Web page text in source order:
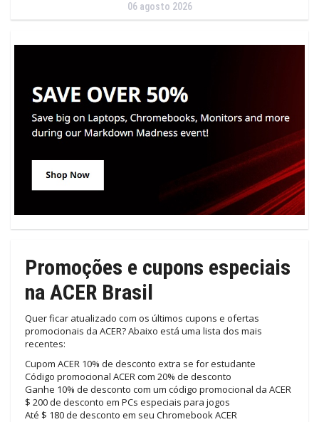
06 agosto 2026
Promoções e cupons especiais
na ACER Brasil
Quer ficar atualizado com os últimos cupons e ofertas
promocionais da ACER? Abaixo está uma lista dos mais
recentes:
Cupom ACER 10% de desconto extra se for estudante
Código promocional ACER com 20% de desconto
Ganhe 10% de desconto com um código promocional da ACER
$ 200 de desconto em PCs especiais para jogos
Até $ 180 de desconto em seu Chromebook ACER